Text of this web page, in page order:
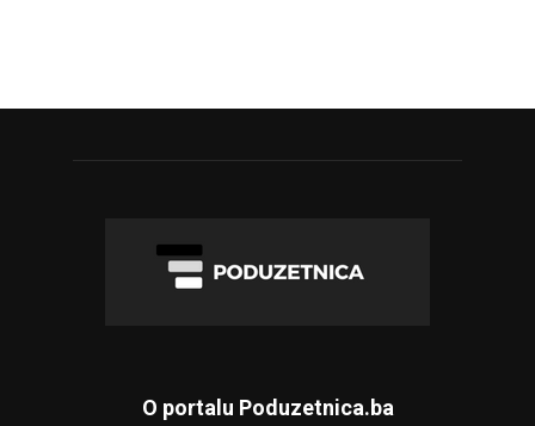
O portalu Poduzetnica.ba